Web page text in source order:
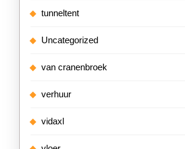
tunneltent
Uncategorized
van cranenbroek
verhuur
vidaxl